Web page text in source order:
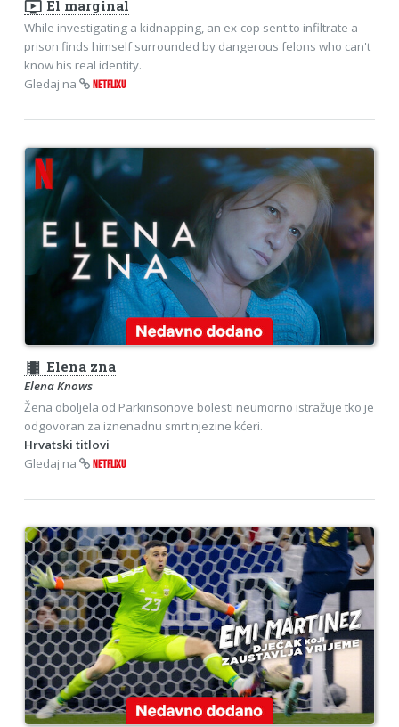
ondemand_video El marginal
While investigating a kidnapping, an ex-cop sent to infiltrate a
prison finds himself surrounded by dangerous felons who can't
know his real identity.
Gledaj na
NETFLIXU
theaters Elena zna
Elena Knows
Žena oboljela od Parkinsonove bolesti neumorno istražuje tko je
odgovoran za iznenadnu smrt njezine kćeri.
Hrvatski titlovi
Gledaj na
NETFLIXU